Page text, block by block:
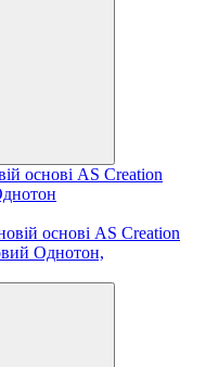
основі AS Creation